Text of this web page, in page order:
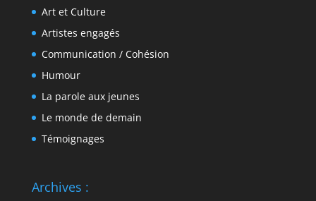
Art et Culture
Artistes engagés
Communication / Cohésion
Humour
La parole aux jeunes
Le monde de demain
Témoignages
Archives :